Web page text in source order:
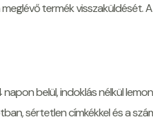
termék visszaküldését.
belül, indoklás nélkül
sértetlen címkékkel és a